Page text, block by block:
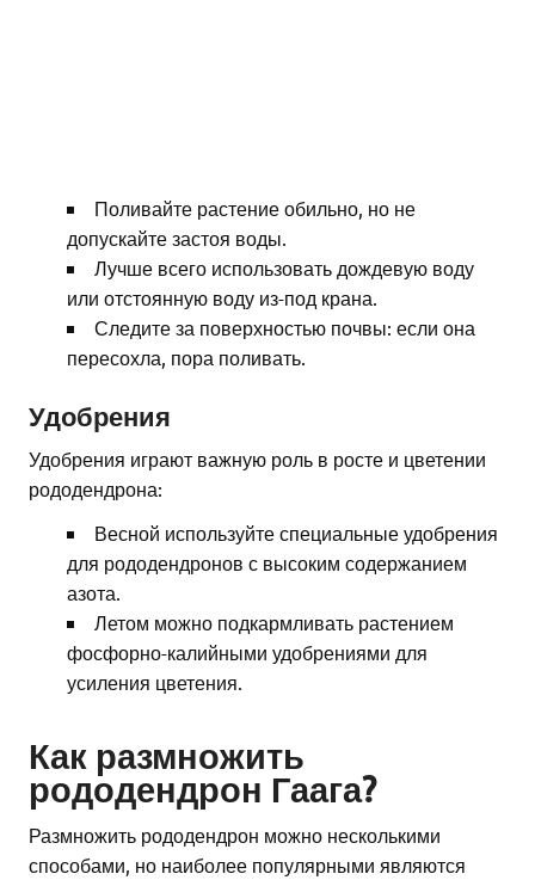
Поливайте растение обильно, но не
допускайте застоя воды.
Лучше всего использовать дождевую воду
или отстоянную воду из-под крана.
Следите за поверхностью почвы: если она
пересохла, пора поливать.
Удобрения
Удобрения играют важную роль в росте и цветении
рододендрона:
Весной используйте специальные удобрения
для рододендронов с высоким содержанием
азота.
Летом можно подкармливать растением
фосфорно-калийными удобрениями для
усиления цветения.
Как размножить
рододендрон Гаага?
Размножить рододендрон можно несколькими
способами, но наиболее популярными являются